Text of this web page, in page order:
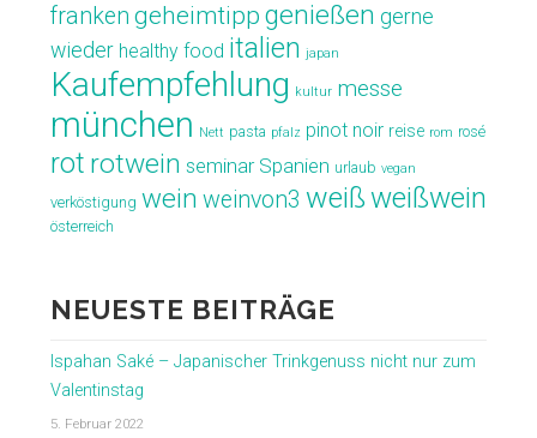
franken geheimtipp genießen gerne
wieder healthy food italien japan
Kaufempfehlung kultur messe
münchen Nett pasta pfalz pinot noir reise rom rosé
rot rotwein seminar Spanien urlaub vegan
verköstigung wein weinvon3 weißweißwein
österreich
NEUESTE BEITRÄGE
Ispahan Saké – Japanischer Trinkgenuss nicht nur zum
Valentinstag
5. Februar 2022